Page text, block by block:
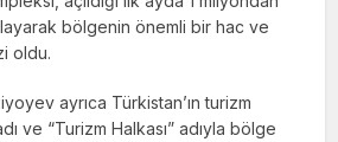
bölgenin önemli bir hac ve
oldu.
ayrıca Türkistan’ın turizm
ve “Turizm Halkası” adıyla bölge